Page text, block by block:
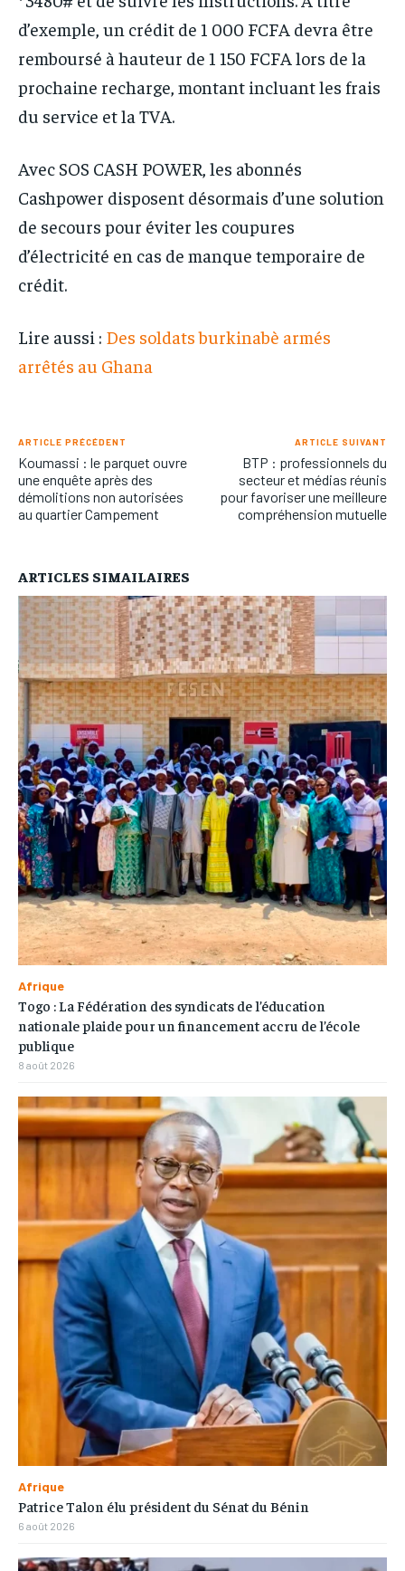
d’exemple, un crédit de 1 000 FCFA devra être
remboursé à hauteur de 1 150 FCFA lors de la
prochaine recharge, montant incluant les frais
du service et la TVA.
Avec SOS CASH POWER, les abonnés
Cashpower disposent désormais d’une solution
de secours pour éviter les coupures
d’électricité en cas de manque temporaire de
crédit.
Lire aussi : Des soldats burkinabè armés
arrêtés au Ghana
ARTICLE PRÉCÉDENT
Koumassi : le parquet ouvre
une enquête après des
démolitions non autorisées
au quartier Campement
ARTICLE SUIVANT
BTP : professionnels du
secteur et médias réunis
pour favoriser une meilleure
compréhension mutuelle
ARTICLES SIMAILAIRES
Afrique
Togo : La Fédération des syndicats de l’éducation
nationale plaide pour un financement accru de l’école
publique
8 août 2026
Afrique
Patrice Talon élu président du Sénat du Bénin
6 août 2026